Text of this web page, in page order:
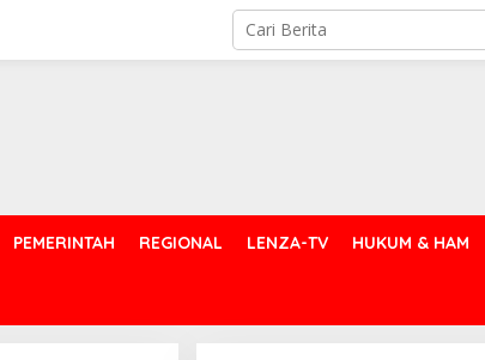
PEMERINTAH REGIONAL LENZA-TV HUKUM & HAM